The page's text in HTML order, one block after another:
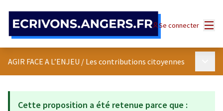
Se connecter
AGIR FACE A L’ENJEU / Les contributions citoyennes
Cette proposition a été retenue parce que :